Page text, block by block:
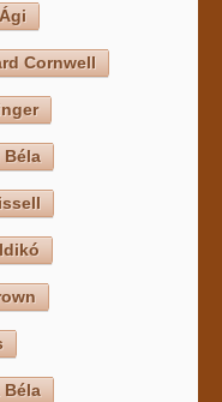
Cornwell
Béla
Béla